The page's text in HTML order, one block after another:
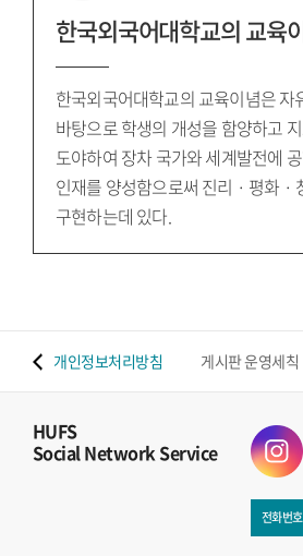
한국외국어대학교의교육
한국외국어대학교의 교육이념은 자
바탕으로 학생의 개성을 함양하고
도야하여 장차 국가와 세계발전에
인재를 양성함으로써 진리 · 평화 ·
구현하는데 있다.
개인정보처리방침 게시판 운영세칙
HUFS
Social Network Service
전화번